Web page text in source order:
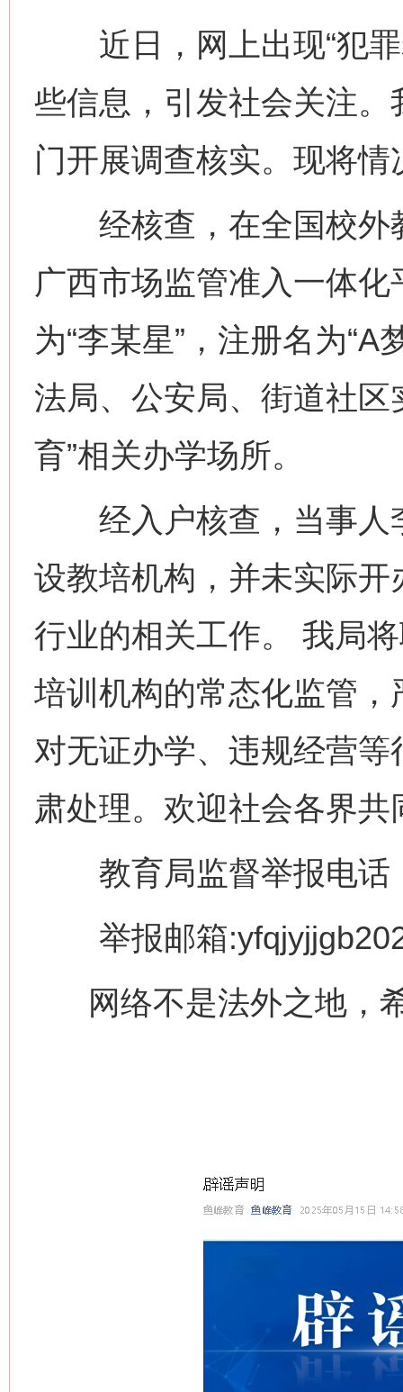
近日，网上出现“犯罪
些信息，引发社会关注
门开展调查核实。现将
经核查，在全国校外
广西市场监管准入一体
为“李某星”，注册名为
法局、公安局、街道社区
育”相关办学场所。
经入户核查，当事人
设教培机构，并未实际
行业的相关工作。 我局
培训机构的常态化监管
对无证办学、违规经营等
肃处理。欢迎社会各界
教育局监督举报电话
举报邮箱
网络不是法外之地，